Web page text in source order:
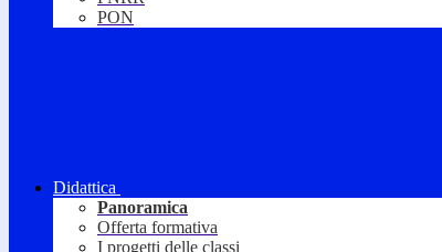
PON
Didattica
Panoramica
Offerta formativa
I progetti delle classi